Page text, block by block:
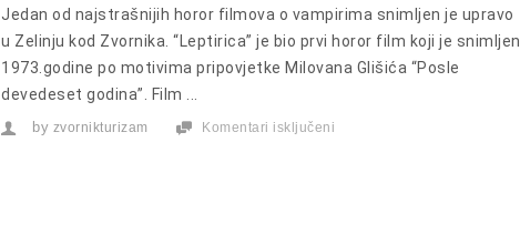
Jedan od najstrašnijih horor filmova o vampirima snimljen je upravo
u Zelinju kod Zvornika. “Leptirica” je bio prvi horor film koji je snimljen
1973.godine po motivima pripovjetke Milovana Glišića “Posle
devedeset godina”. Film ...
by zvornikturizam Komentari isključeni